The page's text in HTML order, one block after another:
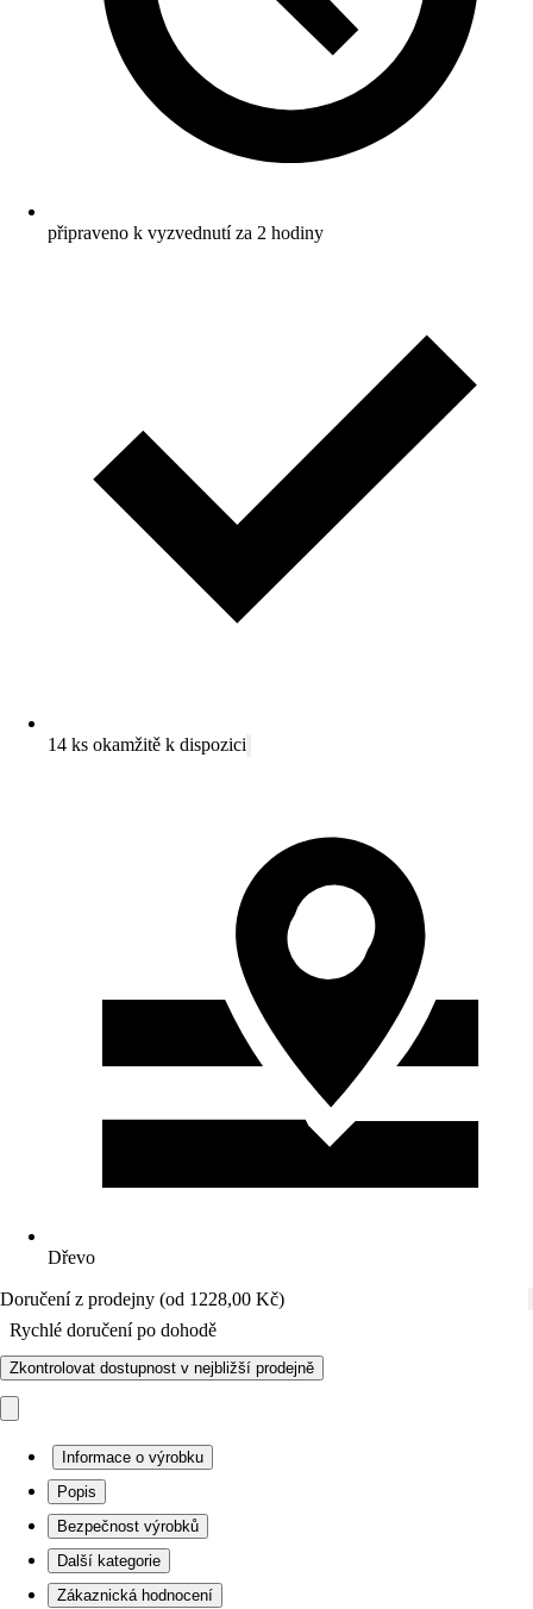
připraveno k vyzvednutí za 2 hodiny
14 ks okamžitě k dispozici
Dřevo
Doručení z prodejny (od 1228,00 Kč)
Rychlé doručení po dohodě
Zkontrolovat dostupnost v nejbližší prodejně
Informace o výrobku
Popis
Bezpečnost výrobků
Další kategorie
Zákaznická hodnocení